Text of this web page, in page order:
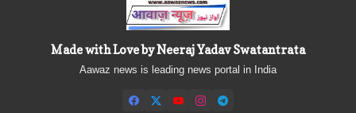
Made with Love by Neeraj Yadav Swatantrata
Aawaz news is leading news portal in India